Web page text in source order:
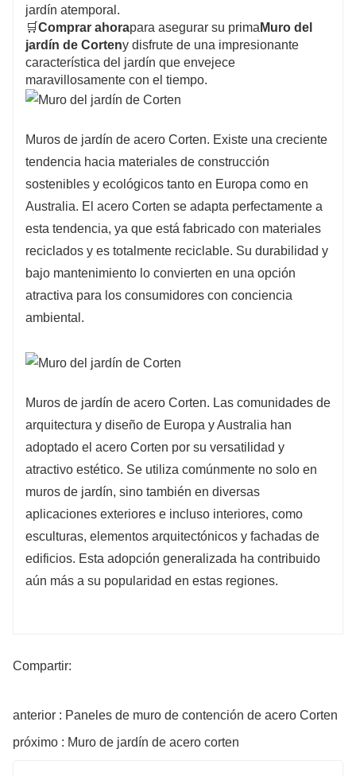
jardín atemporal.
🛒Comprar ahorapara asegurar su prima Muro del
jardín de Corteny disfrute de una impresionante
característica del jardín que envejece
maravillosamente con el tiempo.
Muros de jardín de acero Corten. Existe una creciente
tendencia hacia materiales de construcción
sostenibles y ecológicos tanto en Europa como en
Australia. El acero Corten se adapta perfectamente a
esta tendencia, ya que está fabricado con materiales
reciclados y es totalmente reciclable. Su durabilidad y
bajo mantenimiento lo convierten en una opción
atractiva para los consumidores con conciencia
ambiental.
Muros de jardín de acero Corten. Las comunidades de
arquitectura y diseño de Europa y Australia han
adoptado el acero Corten por su versatilidad y
atractivo estético. Se utiliza comúnmente no solo en
muros de jardín, sino también en diversas
aplicaciones exteriores e incluso interiores, como
esculturas, elementos arquitectónicos y fachadas de
edificios. Esta adopción generalizada ha contribuido
aún más a su popularidad en estas regiones.
Compartir:
anterior : Paneles de muro de contención de acero Corten
próximo : Muro de jardín de acero corten